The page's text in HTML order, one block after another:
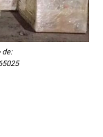
de: